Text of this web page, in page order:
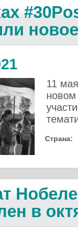
11
новом
Страна:
в